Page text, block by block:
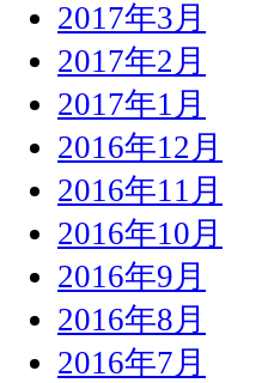
2017年3月
2017年2月
2017年1月
2016年12月
2016年11月
2016年10月
2016年9月
2016年8月
2016年7月